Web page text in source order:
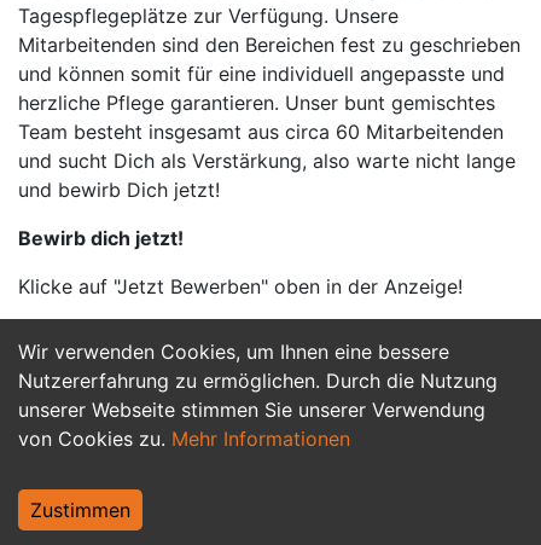
Wir verwenden Cookies, um Ihnen eine bessere
Nutzererfahrung zu ermöglichen. Durch die Nutzung
unserer Webseite stimmen Sie unserer Verwendung
von Cookies zu. Mehr Informationen
Zustimmen
Tagespflegeplätze zur Verfügung. Unsere
Mitarbeitenden sind den Bereichen fest zu geschrieben
und können somit für eine individuell angepasste und
herzliche Pflege garantieren. Unser bunt gemischtes
Team besteht insgesamt aus circa 60 Mitarbeitenden
und sucht Dich als Verstärkung, also warte nicht lange
und bewirb Dich jetzt!
Bewirb dich jetzt!
Klicke auf "Jetzt Bewerben" oben in der Anzeige!
Jetzt Bewerben